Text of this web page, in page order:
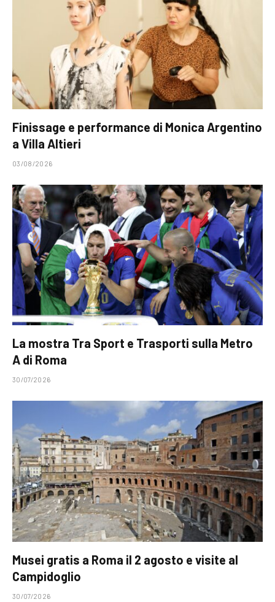
Finissage e performance di Monica Argentino
a Villa Altieri
03/08/2026
La mostra Tra Sport e Trasporti sulla Metro
A di Roma
30/07/2026
Musei gratis a Roma il 2 agosto e visite al
Campidoglio
30/07/2026